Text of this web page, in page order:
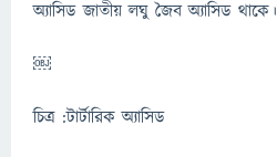
অ্যাসিড জাতীয় লঘু জৈব অ্যাসিড থাকে।
￼
চিত্র :টার্টারিক অ্যাসিড